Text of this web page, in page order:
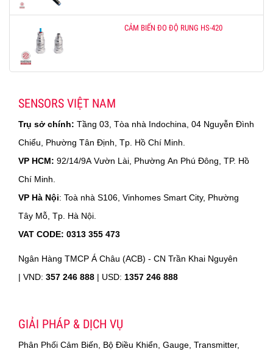
CẢM BIẾN ĐO ĐỘ RUNG HS-420
SENSORS VIỆT NAM
Trụ sở chính: Tầng 03, Tòa nhà Indochina, 04 Nguyễn Đình
Chiểu, Phường Tân Định, Tp. Hồ Chí Minh.
VP HCM: 92/14/9A Vườn Lài, Phường An Phú Đông, TP. Hồ
Chí Minh.
VP Hà Nội: Toà nhà S106, Vinhomes Smart City, Phường
Tây Mỗ, Tp. Hà Nội.
VAT CODE: 0313 355 473
Ngân Hàng TMCP Á Châu (ACB) - CN Trần Khai Nguyên
| VND: 357 246 888 | USD: 1357 246 888
GIẢI PHÁP & DỊCH VỤ
Phân Phối Cảm Biến, Bộ Điều Khiển, Gauge, Transmitter,